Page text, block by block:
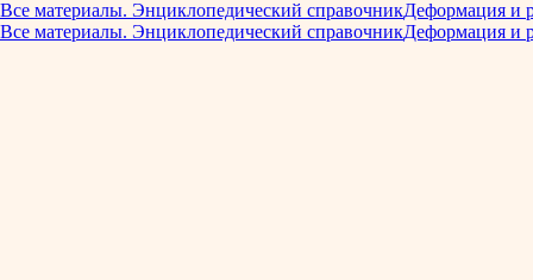
Все материалы. Энциклопедический справочникДеформация и
Все материалы. Энциклопедический справочникДеформация и